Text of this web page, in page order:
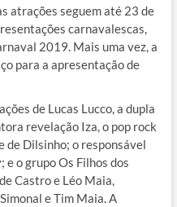
atrações seguem até 23 de
carnavalescas,
2019. Mais uma vez, a
para a apresentação de
de Lucas Lucco, a dupla
revelação Iza, o pop rock
de Dilsinho; o responsável
e o grupo Os Filhos dos
Castro e Léo Maia,
e Tim Maia. A